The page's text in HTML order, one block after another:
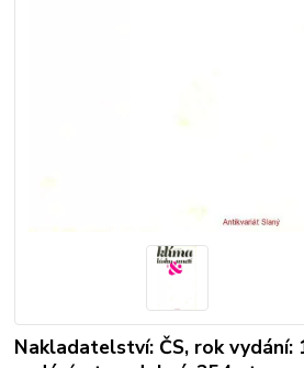
Nakladatelství: ČS, rok vydání: